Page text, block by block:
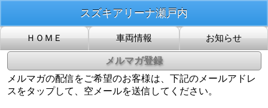
スズキアリーナ瀬戸内
メルマガの配信をご希望のお客様は、下記のメールアドレ
スをタップして、空メールを送信してください。